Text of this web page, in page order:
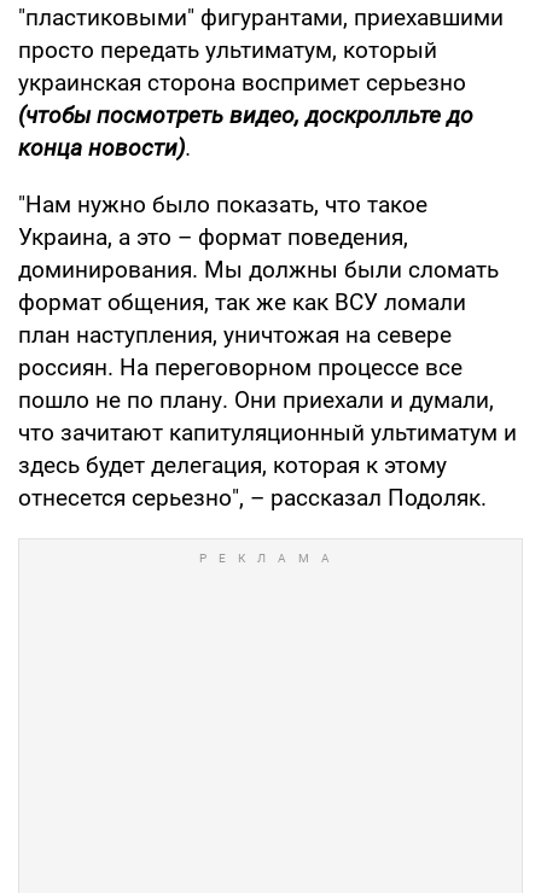
"пластиковыми" фигурантами, приехавшими
просто передать ультиматум, который
украинская сторона воспримет серьезно
(чтобы посмотреть видео, доскролльте до
конца новости).
"Нам нужно было показать, что такое
Украина, а это – формат поведения,
доминирования. Мы должны были сломать
формат общения, так же как ВСУ ломали
план наступления, уничтожая на севере
россиян. На переговорном процессе все
пошло не по плану. Они приехали и думали,
что зачитают капитуляционный ультиматум и
здесь будет делегация, которая к этому
отнесется серьезно", – рассказал Подоляк.